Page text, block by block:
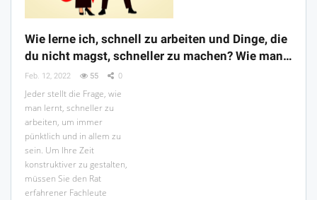
Wie lerne ich, schnell zu arbeiten und Dinge, die
du nicht magst, schneller zu machen? Wie man…
Feb. 12, 2022 55 0
Jeder stellt die Frage, wie
man lernt, schneller zu
arbeiten, um immer
pünktlich und in allem zu
sein. Um Ihre Zeit
konstruktiver zu gestalten,
müssen Sie den Rat
erfahrener Fachleute